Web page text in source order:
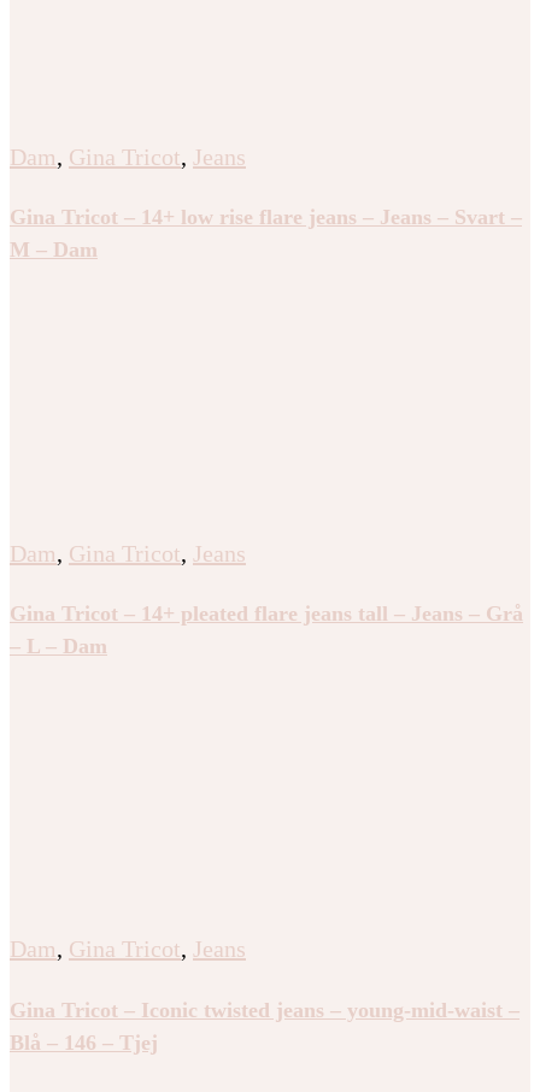
Dam, Gina Tricot, Jeans
Gina Tricot – 14+ low rise flare jeans – Jeans – Svart –
M – Dam
Dam, Gina Tricot, Jeans
Gina Tricot – 14+ pleated flare jeans tall – Jeans – Grå
– L – Dam
Dam, Gina Tricot, Jeans
Gina Tricot – Iconic twisted jeans – young-mid-waist –
Blå – 146 – Tjej